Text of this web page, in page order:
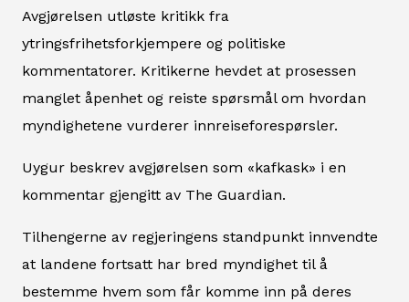
Avgjørelsen utløste kritikk fra
ytringsfrihetsforkjempere og politiske
kommentatorer. Kritikerne hevdet at prosessen
manglet åpenhet og reiste spørsmål om hvordan
myndighetene vurderer innreiseforespørsler.
Uygur beskrev avgjørelsen som «kafkask» i en
kommentar gjengitt av The Guardian.
Tilhengerne av regjeringens standpunkt innvendte
at landene fortsatt har bred myndighet til å
bestemme hvem som får komme inn på deres